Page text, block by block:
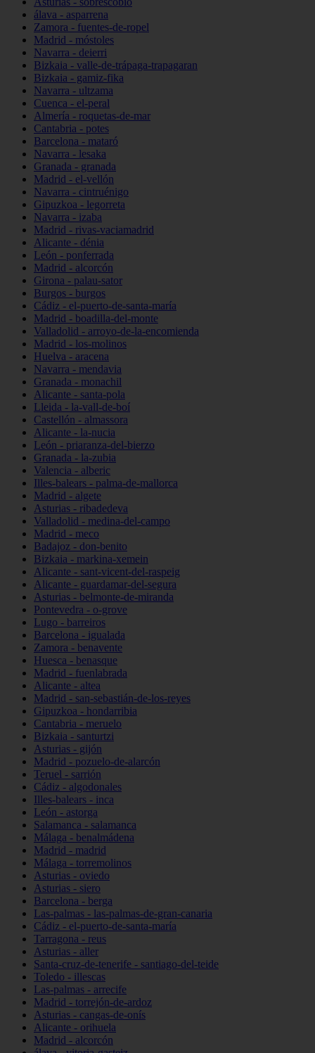
álava - asparrena
Zamora - fuentes-de-ropel
Madrid - móstoles
Navarra - deierri
Bizkaia - valle-de-trápaga-trapagaran
Bizkaia - gamiz-fika
Navarra - ultzama
Cuenca - el-peral
Almería - roquetas-de-mar
Cantabria - potes
Barcelona - mataró
Navarra - lesaka
Granada - granada
Madrid - el-vellón
Navarra - cintruénigo
Gipuzkoa - legorreta
Navarra - izaba
Madrid - rivas-vaciamadrid
Alicante - dénia
León - ponferrada
Madrid - alcorcón
Girona - palau-sator
Burgos - burgos
Cádiz - el-puerto-de-santa-maría
Madrid - boadilla-del-monte
Valladolid - arroyo-de-la-encomienda
Madrid - los-molinos
Huelva - aracena
Navarra - mendavia
Granada - monachil
Alicante - santa-pola
Lleida - la-vall-de-boí
Castellón - almassora
Alicante - la-nucia
León - priaranza-del-bierzo
Granada - la-zubia
Valencia - alberic
Illes-balears - palma-de-mallorca
Madrid - algete
Asturias - ribadedeva
Valladolid - medina-del-campo
Madrid - meco
Badajoz - don-benito
Bizkaia - markina-xemein
Alicante - sant-vicent-del-raspeig
Alicante - guardamar-del-segura
Asturias - belmonte-de-miranda
Pontevedra - o-grove
Lugo - barreiros
Barcelona - igualada
Zamora - benavente
Huesca - benasque
Madrid - fuenlabrada
Alicante - altea
Madrid - san-sebastián-de-los-reyes
Gipuzkoa - hondarribia
Cantabria - meruelo
Bizkaia - santurtzi
Asturias - gijón
Madrid - pozuelo-de-alarcón
Teruel - sarrión
Cádiz - algodonales
Illes-balears - inca
León - astorga
Salamanca - salamanca
Málaga - benalmádena
Madrid - madrid
Málaga - torremolinos
Asturias - oviedo
Asturias - siero
Barcelona - berga
Las-palmas - las-palmas-de-gran-canaria
Cádiz - el-puerto-de-santa-maría
Tarragona - reus
Asturias - aller
Santa-cruz-de-tenerife - santiago-del-teide
Toledo - illescas
Las-palmas - arrecife
Madrid - torrejón-de-ardoz
Asturias - cangas-de-onís
Alicante - orihuela
Madrid - alcorcón